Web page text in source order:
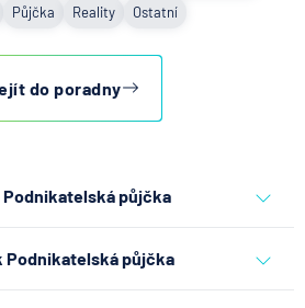
Půjčka Reality Ostatní
do poradny
půjčka
podvodu v Air Bank
Podnikatelská půjčka